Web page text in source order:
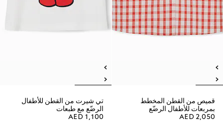
قميص من القطن المخطط
بمربعات للأطفال الرضّع
AED 2,050
تي شيرت من القطن للأطفال
الرضّع مع طبعات
AED 1,100